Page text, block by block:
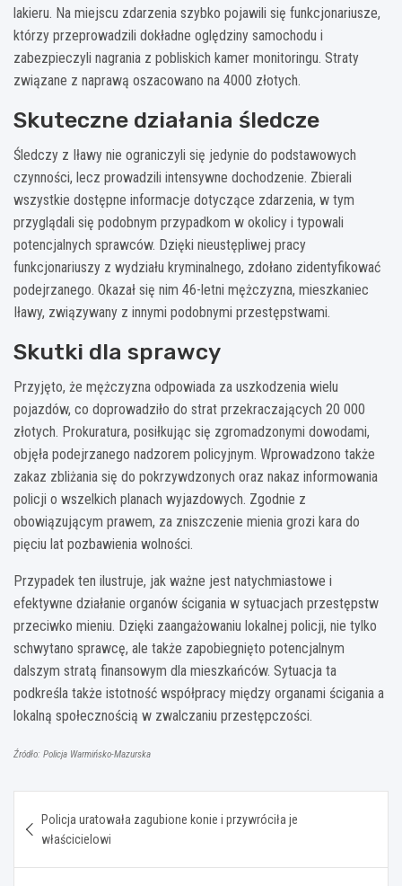
lakieru. Na miejscu zdarzenia szybko pojawili się funkcjonariusze,
którzy przeprowadzili dokładne oględziny samochodu i
zabezpieczyli nagrania z pobliskich kamer monitoringu. Straty
związane z naprawą oszacowano na 4000 złotych.
Skuteczne działania śledcze
Śledczy z Iławy nie ograniczyli się jedynie do podstawowych
czynności, lecz prowadzili intensywne dochodzenie. Zbierali
wszystkie dostępne informacje dotyczące zdarzenia, w tym
przyglądali się podobnym przypadkom w okolicy i typowali
potencjalnych sprawców. Dzięki nieustępliwej pracy
funkcjonariuszy z wydziału kryminalnego, zdołano zidentyfikować
podejrzanego. Okazał się nim 46-letni mężczyzna, mieszkaniec
Iławy, związywany z innymi podobnymi przestępstwami.
Skutki dla sprawcy
Przyjęto, że mężczyzna odpowiada za uszkodzenia wielu
pojazdów, co doprowadziło do strat przekraczających 20 000
złotych. Prokuratura, posiłkując się zgromadzonymi dowodami,
objęła podejrzanego nadzorem policyjnym. Wprowadzono także
zakaz zbliżania się do pokrzywdzonych oraz nakaz informowania
policji o wszelkich planach wyjazdowych. Zgodnie z
obowiązującym prawem, za zniszczenie mienia grozi kara do
pięciu lat pozbawienia wolności.
Przypadek ten ilustruje, jak ważne jest natychmiastowe i
efektywne działanie organów ścigania w sytuacjach przestępstw
przeciwko mieniu. Dzięki zaangażowaniu lokalnej policji, nie tylko
schwytano sprawcę, ale także zapobiegnięto potencjalnym
dalszym stratą finansowym dla mieszkańców. Sytuacja ta
podkreśla także istotność współpracy między organami ścigania a
lokalną społecznością w zwalczaniu przestępczości.
Źródło: Policja Warmińsko-Mazurska
wpisu
Policja uratowała zagubione konie i przywróciła je
właścicielowi